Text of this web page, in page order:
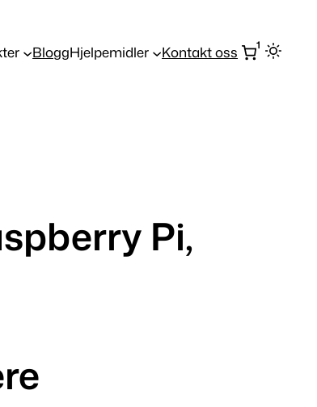
BloggHjelpemidler Kontakt oss 1
Pi,